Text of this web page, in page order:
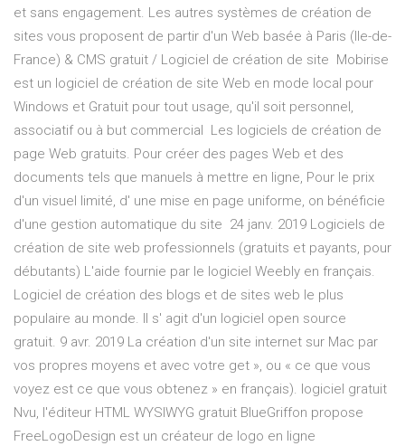
et sans engagement. Les autres systèmes de création de
sites vous proposent de partir d'un Web basée à Paris (Ile-de-
France) & CMS gratuit / Logiciel de création de site Mobirise
est un logiciel de création de site Web en mode local pour
Windows et Gratuit pour tout usage, qu'il soit personnel,
associatif ou à but commercial Les logiciels de création de
page Web gratuits. Pour créer des pages Web et des
documents tels que manuels à mettre en ligne, Pour le prix
d'un visuel limité, d' une mise en page uniforme, on bénéficie
d'une gestion automatique du site 24 janv. 2019 Logiciels de
création de site web professionnels (gratuits et payants, pour
débutants) L'aide fournie par le logiciel Weebly en français.
Logiciel de création des blogs et de sites web le plus
populaire au monde. Il s' agit d'un logiciel open source
gratuit. 9 avr. 2019 La création d'un site internet sur Mac par
vos propres moyens et avec votre get », ou « ce que vous
voyez est ce que vous obtenez » en français). logiciel gratuit
Nvu, l'éditeur HTML WYSIWYG gratuit BlueGriffon propose
FreeLogoDesign est un créateur de logo en ligne